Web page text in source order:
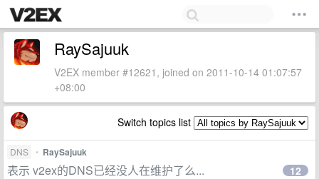
RaySajuuk
V2EX member #12621, joined on 2011-10-14 01:07:57
+08:00
Switch topics list
DNS • RaySajuuk
表示 v2ex的DNS已经没人在维护了么... 12